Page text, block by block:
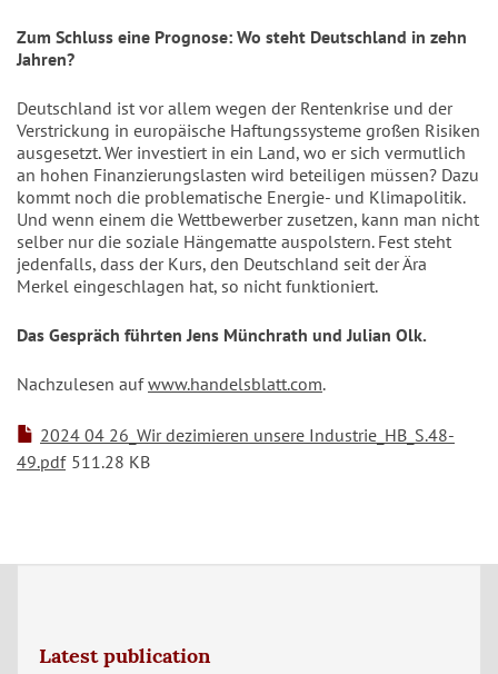
Zum Schluss eine Prognose: Wo steht Deutschland in zehn
Jahren?
Deutschland ist vor allem wegen der Rentenkrise und der
Verstrickung in europäische Haftungssysteme großen Risiken
ausgesetzt. Wer investiert in ein Land, wo er sich vermutlich
an hohen Finanzierungslasten wird beteiligen müssen? Dazu
kommt noch die problematische Energie- und Klimapolitik.
Und wenn einem die Wettbewerber zusetzen, kann man nicht
selber nur die soziale Hängematte auspolstern. Fest steht
jedenfalls, dass der Kurs, den Deutschland seit der Ära
Merkel eingeschlagen hat, so nicht funktioniert.
Das Gespräch führten Jens Münchrath und Julian Olk.
Nachzulesen aufwww.handelsblatt.com.
2024 04 26_Wir dezimieren unsere Industrie_HB_S.48-
49.pdf 511.28 KB
Latest publication